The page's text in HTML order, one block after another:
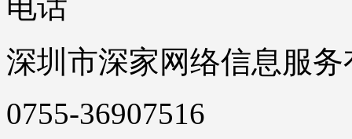
深圳市深家网络信息服
0755-36907516